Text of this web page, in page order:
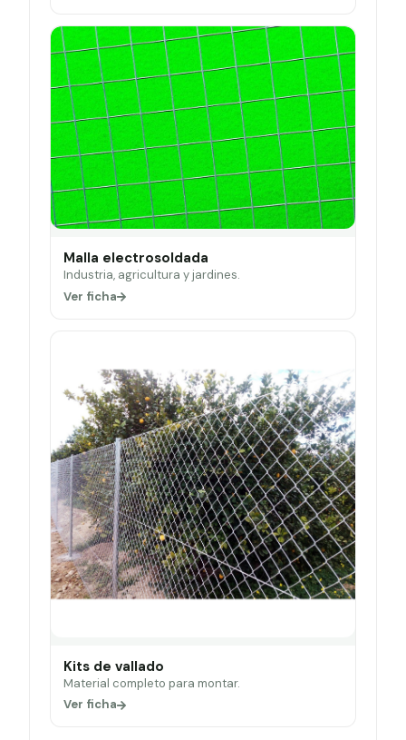
Malla electrosoldada
Industria, agricultura y jardines.
Ver ficha
Kits de vallado
Material completo para montar.
Ver ficha